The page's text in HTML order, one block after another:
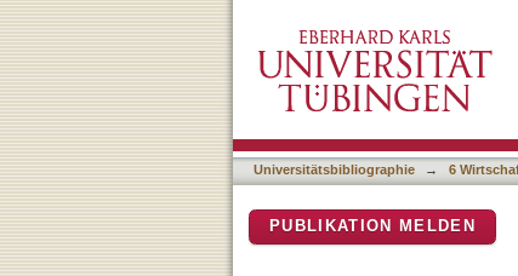
Universitätsbibliographie → 6
PUBLIKATION MELDEN